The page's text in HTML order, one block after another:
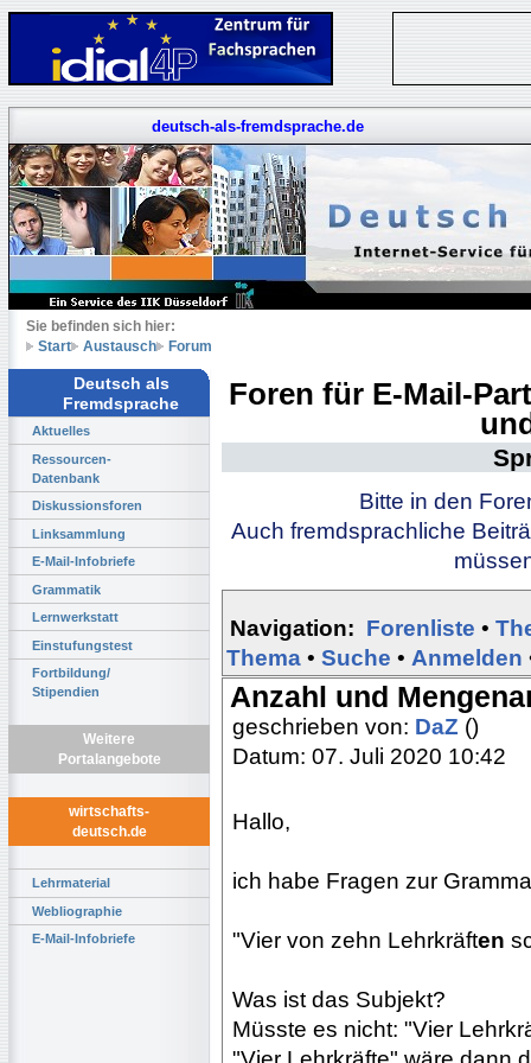
deutsch-als-fremdsprache.de
Sie befinden sich hier:
Start
Austausch Forum
Deutsch als
Fremdsprache
Aktuelles
Ressourcen-
Datenbank
Diskussionsforen
Linksammlung
E-Mail-Infobriefe
Grammatik
Lernwerkstatt
Einstufungstest
Fortbildung/
Stipendien
Weitere
Portalangebote
wirtschafts-
deutsch.de
Lehrmaterial
Webliographie
E-Mail-Infobriefe
Foren für E-Mail-
Bitte in den
Auch fremdsprachliche
Navigation: Forenliste •
Thema • Suche • Anmelden
Anzahl und
geschrieben von: DaZ ()
Datum: 07. Juli 2020 10:42
Hallo,
ich habe Fragen zur
"Vier von zehn Lehrkräften
Was ist das Subjekt?
Müsste es nicht: "Vier